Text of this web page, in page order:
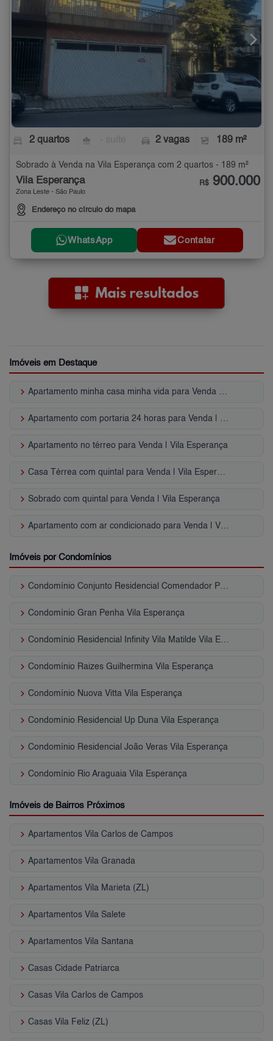
2 quartos 2 vagas 189 m²
Sobrado à Venda na Vila Esperança com 2 quartos - 189 m²
Vila Esperança
Zona Leste - São Paulo
Endereço no círculo do mapa
R$ 900.000
WhatsApp Contatar
Imóveis em Destaque
keyboard_arrow_right Apartamento minha casa minha vida para Venda | Vila Esperança
keyboard_arrow_right Apartamento com portaria 24 horas para Venda | Vila Esperança
keyboard_arrow_right Apartamento no térreo para Venda | Vila Esperança
keyboard_arrow_right Casa Térrea com quintal para Venda | Vila Esperança
keyboard_arrow_right Sobrado com quintal para Venda | Vila Esperança
keyboard_arrow_right Apartamento com ar condicionado para Venda | Vila Esperança
Imóveis por Condomínios
keyboard_arrow_right Condomínio Conjunto Residencial Comendador Pedro Lima Vila Esperança
keyboard_arrow_right Condomínio Gran Penha Vila Esperança
keyboard_arrow_right Condomínio Residencial Infinity Vila Matilde Vila Esperança
keyboard_arrow_right Condomínio Raizes Guilhermina Vila Esperança
keyboard_arrow_right Condomínio Nuova Vitta Vila Esperança
keyboard_arrow_right Condomínio Residencial Up Duna Vila Esperança
keyboard_arrow_right Condomínio Residencial João Veras Vila Esperança
keyboard_arrow_right Condomínio Rio Araguaia Vila Esperança
Imóveis de Bairros Próximos
keyboard_arrow_right Apartamentos Vila Carlos de Campos
keyboard_arrow_right Apartamentos Vila Granada
keyboard_arrow_right Apartamentos Vila Marieta (ZL)
keyboard_arrow_right Apartamentos Vila Salete
keyboard_arrow_right Apartamentos Vila Santana
keyboard_arrow_right Casas Cidade Patriarca
keyboard_arrow_right Casas Vila Carlos de Campos
keyboard_arrow_right Casas Vila Feliz (ZL)